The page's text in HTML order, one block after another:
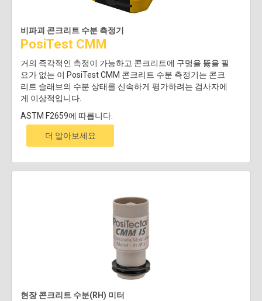
비파괴 콘크리트 수분 측정기
PosiTest CMM
거의 즉각적인 측정이 가능하고 콘크리트에 구멍을 뚫을 필
요가 없는 이 PosiTest CMM 콘크리트 수분 측정기는 콘크
리트 슬래브의 수분 상태를 신속하게 평가하려는 검사자에
게 이상적입니다.
ASTM F2659에 따릅니다.
더 알아보세요
현장 콘크리트 수분(RH) 미터